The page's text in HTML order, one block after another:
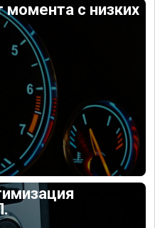
момента с низких